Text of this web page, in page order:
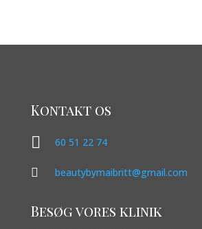
Kontakt os
 60 51 22 74
 beautybymaibritt@gmail.com
Besøg vores klinik